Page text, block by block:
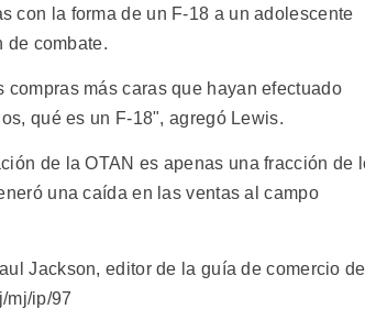
con la forma de un F-18 a un adolescente
de combate.
más caras que hayan efectuado
qué es un F-18", agregó Lewis.
de la OTAN es apenas una fracción de
una caída en las ventas al campo
Jackson, editor de la guía de comercio de
mj/ip/97